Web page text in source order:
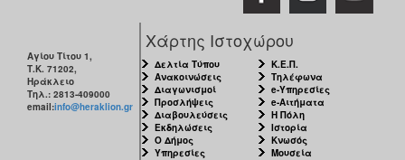
Αγίου Τίτου 1,
Τ.Κ. 71202,
Ηράκλειο
Τηλ.: 2813-409000
email:info@heraklion.gr
Χάρτης Ιστοχώρου
Δελτία Τύπου
Ανακοινώσεις
Διαγωνισμοί
Προσλήψεις
Διαβουλεύσεις
Εκδηλώσεις
Ο Δήμος
Υπηρεσίες
Κ.Ε.Π.
Τηλέφωνα
e-Υπηρεσίες
e-Αιτήματα
Η Πόλη
Ιστορία
Κνωσός
Μουσεία